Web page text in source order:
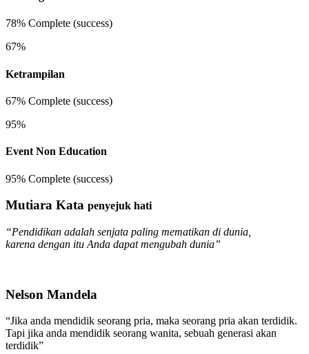
78% Complete (success)
67%
Ketrampilan
67% Complete (success)
95%
Event Non Education
95% Complete (success)
Mutiara Kata penyejuk hati
“Pendidikan adalah senjata paling mematikan di dunia,
karena dengan itu Anda dapat mengubah dunia”
Nelson Mandela
“Jika anda mendidik seorang pria, maka seorang pria akan terdidik.
Tapi jika anda mendidik seorang wanita, sebuah generasi akan
terdidik”